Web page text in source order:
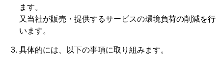
ます。
又当社が販売・提供するサービスの環境負荷の削減を行
います。
具体的には、以下の事項に取り組みます。